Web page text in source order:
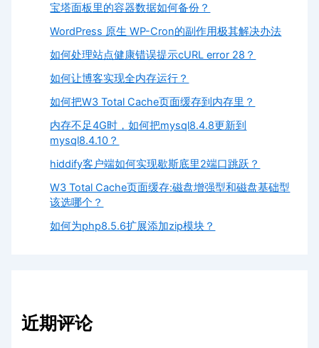
宝塔面板里的容器数据如何备份？
WordPress 原生 WP-Cron的副作用极其解决办法
如何处理站点健康错误提示cURL error 28？
如何让博客实现全内存运行？
如何把W3 Total Cache页面缓存到内存里？
内存不足4G时，如何把mysql8.4.8更新到
mysql8.4.10？
hiddify客户端如何实现歇斯底里2端口跳跃？
W3 Total Cache页面缓存:磁盘增强型和磁盘基础型
该选哪个？
如何为php8.5.6扩展添加zip模块？
近期评论